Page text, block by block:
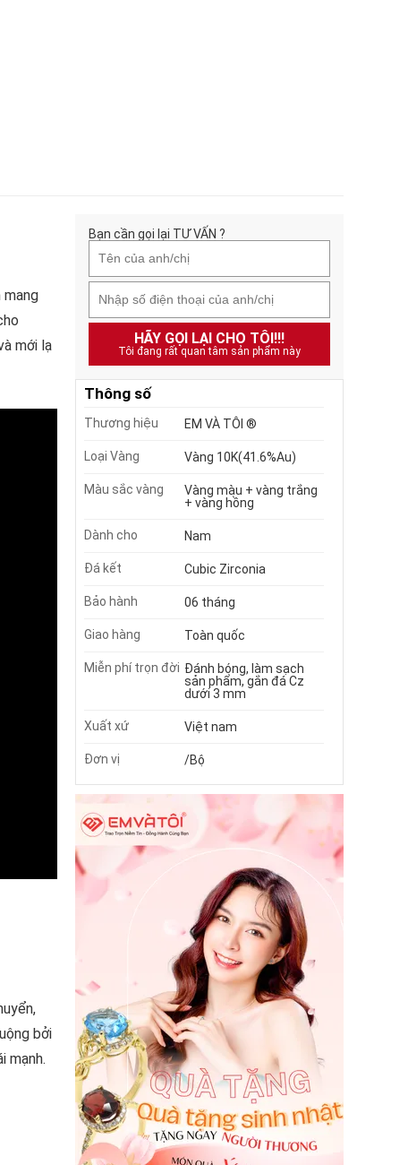
mang
mới lạ
bởi
mạnh.
Bạn cần gọi lại TƯ VẤN ?
HÃY GỌI LẠI CHO TÔI!!!
Tôi đang rất quan tâm sản phẩm này
Thông số
Thương hiệu EM VÀ TÔI ®
Loại Vàng Vàng 10K(41.6%Au)
Màu sắc vàng
Vàng màu + vàng trắng
+ vàng hồng
Dành cho Nam
Đá kết Cubic Zirconia
Bảo hành 06 tháng
Giao hàng Toàn quốc
Miễn phí trọn đời Đánh bóng, làm sạch
sản phẩm, gắn đá Cz
dưới 3 mm
Xuất xứ Việt nam
Đơn vị /Bộ